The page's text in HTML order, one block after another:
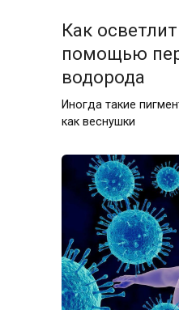
Как
помощью
водорода
Иногда такие
как веснушки